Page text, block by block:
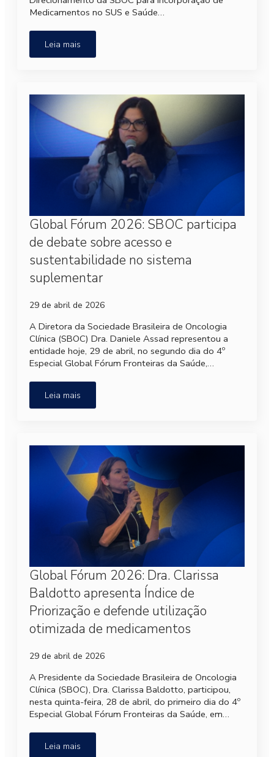
Medicamentos no SUS e Saúde…
Leia mais
Global Fórum 2026: SBOC participa
de debate sobre acesso e
sustentabilidade no sistema
suplementar
29 de abril de 2026
A Diretora da Sociedade Brasileira de Oncologia
Clínica (SBOC) Dra. Daniele Assad representou a
entidade hoje, 29 de abril, no segundo dia do 4º
Especial Global Fórum Fronteiras da Saúde,…
Leia mais
Global Fórum 2026: Dra. Clarissa
Baldotto apresenta Índice de
Priorização e defende utilização
otimizada de medicamentos
29 de abril de 2026
A Presidente da Sociedade Brasileira de Oncologia
Clínica (SBOC), Dra. Clarissa Baldotto, participou,
nesta quinta-feira, 28 de abril, do primeiro dia do 4º
Especial Global Fórum Fronteiras da Saúde, em…
Leia mais